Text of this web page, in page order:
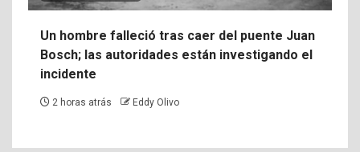
Un hombre falleció tras caer del puente Juan
Bosch; las autoridades están investigando el
incidente
2 horas atrás Eddy Olivo